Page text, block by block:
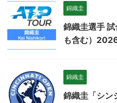
錦織圭
錦織圭選手
も含む）
錦織圭
錦織圭「シン